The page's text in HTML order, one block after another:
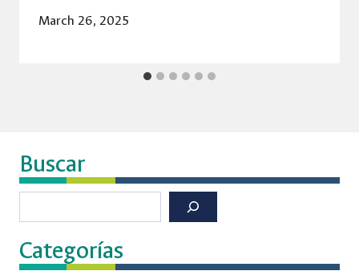
March 26, 2025
Buscar
Categorías